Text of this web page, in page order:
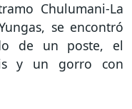
Chulumani-La
se encontró
de un poste, el
y un gorro con